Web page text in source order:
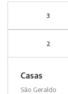
3
2
Casas
São Geraldo